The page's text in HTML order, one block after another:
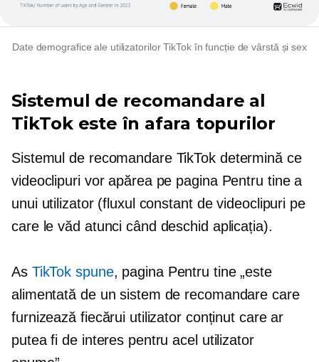
Date demografice ale utilizatorilor TikTok în funcție de vârstă și sex
Sistemul de recomandare al
TikTok este în afara topurilor
Sistemul de recomandare TikTok determină ce
videoclipuri vor apărea pe pagina Pentru tine a
unui utilizator (fluxul constant de videoclipuri pe
care le văd atunci când deschid aplicația).
As TikTok spune, pagina Pentru tine „este
alimentată de un sistem de recomandare care
furnizează fiecărui utilizator conținut care ar
putea fi de interes pentru acel utilizator